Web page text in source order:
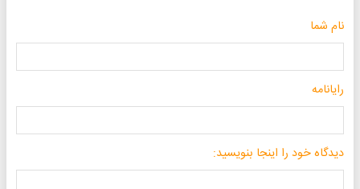
نام شما
رایانامه
دیدگاه خود را اینجا بنویسید: